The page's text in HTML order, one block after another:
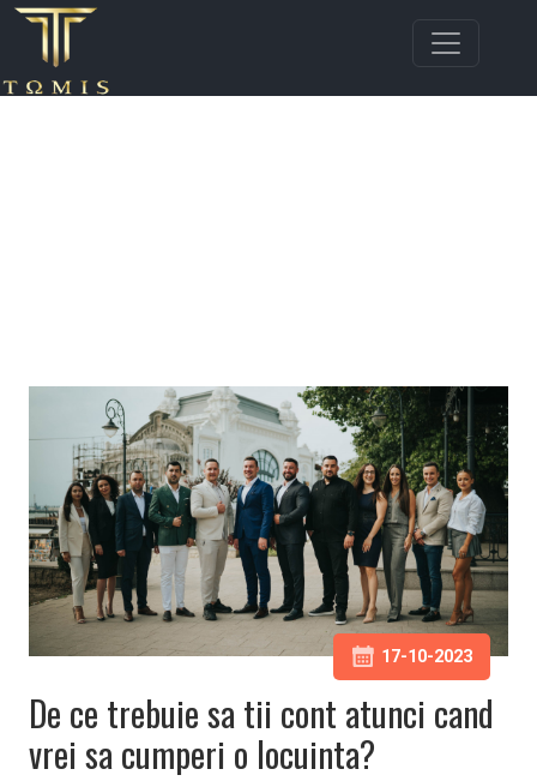
17-10-2023
De ce trebuie sa tii cont atunci cand
vrei sa cumperi o locuinta?